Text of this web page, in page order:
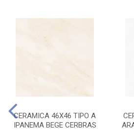
CERAMICA 46X46 TIPO A
IPANEMA BEGE CERBRAS